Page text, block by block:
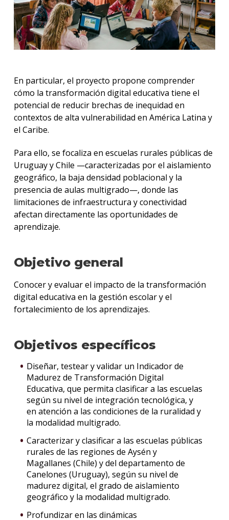
En particular, el proyecto propone comprender
cómo la transformación digital educativa tiene el
potencial de reducir brechas de inequidad en
contextos de alta vulnerabilidad en América Latina y
el Caribe.
Para ello, se focaliza en escuelas rurales públicas de
Uruguay y Chile —caracterizadas por el aislamiento
geográfico, la baja densidad poblacional y la
presencia de aulas multigrado—, donde las
limitaciones de infraestructura y conectividad
afectan directamente las oportunidades de
aprendizaje.
Objetivo general
Conocer y evaluar el impacto de la transformación
digital educativa en la gestión escolar y el
fortalecimiento de los aprendizajes.
Objetivos específicos
Diseñar, testear y validar un Indicador de
Madurez de Transformación Digital
Educativa, que permita clasificar a las escuelas
según su nivel de integración tecnológica, y
en atención a las condiciones de la ruralidad y
la modalidad multigrado.
Caracterizar y clasificar a las escuelas públicas
rurales de las regiones de Aysén y
Magallanes (Chile) y del departamento de
Canelones (Uruguay), según su nivel de
madurez digital, el grado de aislamiento
geográfico y la modalidad multigrado.
Profundizar en las dinámicas